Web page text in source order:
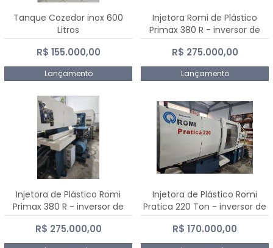
Tanque Cozedor inox 600
Litros
R$ 155.000,00
Lançamento
Injetora Romi de Plástico
Primax 380 R - inversor de
frequência NR 12 - 2008
R$ 275.000,00
Lançamento
Injetora de Plástico Romi
Primax 380 R - inversor de
frequência NR 12
R$ 275.000,00
Injetora de Plástico Romi
Pratica 220 Ton - inversor de
frequência NR 12
R$ 170.000,00